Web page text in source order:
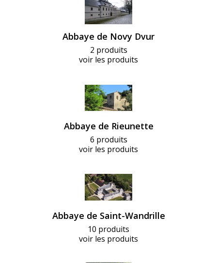
Abbaye de Novy Dvur
2 produits
voir les produits
Abbaye de Rieunette
6 produits
voir les produits
Abbaye de Saint-Wandrille
10 produits
voir les produits